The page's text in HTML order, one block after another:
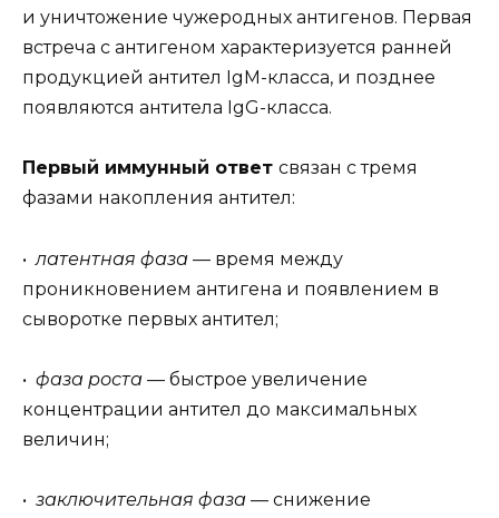
и уничтожение чужеродных антигенов. Первая
встреча с антигеном характеризуется ранней
продукцией антител IgM-класса, и позднее
появляются антитела IgG-класса.
Первый иммунный ответ связан с тремя
фазами накопления антител:
• латентная фаза — время между
проникновением антигена и появлением в
сыворотке первых антител;
• фаза роста — быстрое увеличение
концентрации антител до максимальных
величин;
• заключительная фаза — снижение